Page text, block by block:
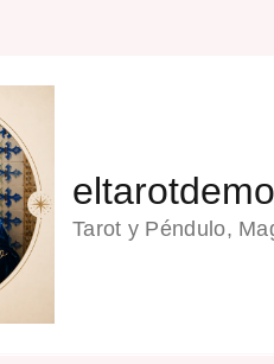
Tarot y Péndulo,